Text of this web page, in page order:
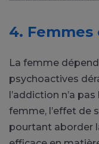
4.
La femme
psychoactives
l’addiction n’a
femme, l’effet de
pourtant aborder